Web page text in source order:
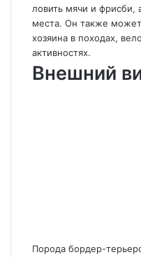
ловить мячи и фрисби,
места. Он также
хозяина в походах,
активностях.
Внешний
Порода бордер-